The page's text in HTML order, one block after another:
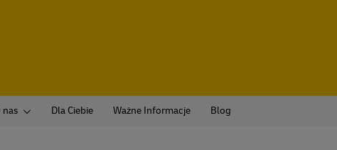
nas Dla Ciebie Ważne Informacje Blog